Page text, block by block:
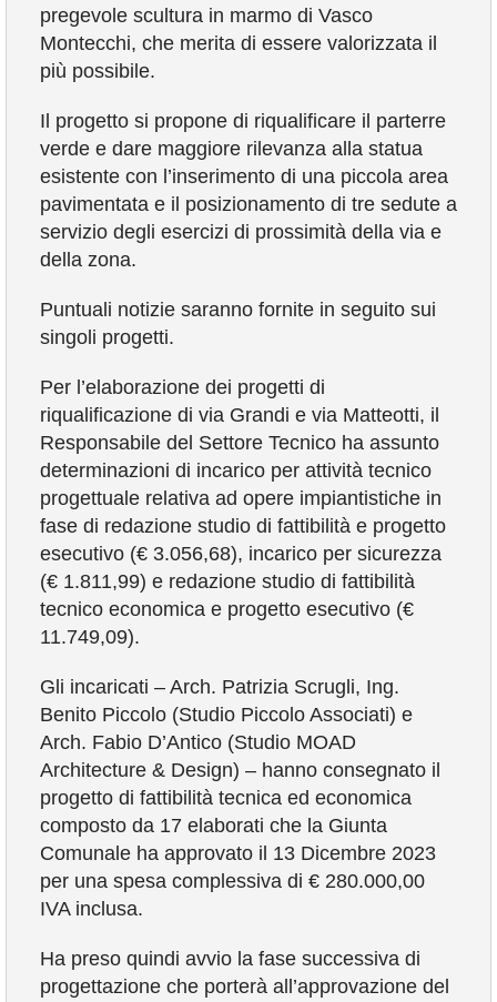
pregevole scultura in marmo di Vasco
Montecchi, che merita di essere valorizzata il
più possibile.
Il progetto si propone di riqualificare il parterre
verde e dare maggiore rilevanza alla statua
esistente con l’inserimento di una piccola area
pavimentata e il posizionamento di tre sedute a
servizio degli esercizi di prossimità della via e
della zona.
Puntuali notizie saranno fornite in seguito sui
singoli progetti.
Per l’elaborazione dei progetti di
riqualificazione di via Grandi e via Matteotti, il
Responsabile del Settore Tecnico ha assunto
determinazioni di incarico per attività tecnico
progettuale relativa ad opere impiantistiche in
fase di redazione studio di fattibilità e progetto
esecutivo (€ 3.056,68), incarico per sicurezza
(€ 1.811,99) e redazione studio di fattibilità
tecnico economica e progetto esecutivo (€
11.749,09).
Gli incaricati – Arch. Patrizia Scrugli, Ing.
Benito Piccolo (Studio Piccolo Associati) e
Arch. Fabio D’Antico (Studio MOAD
Architecture & Design) – hanno consegnato il
progetto di fattibilità tecnica ed economica
composto da 17 elaborati che la Giunta
Comunale ha approvato il 13 Dicembre 2023
per una spesa complessiva di € 280.000,00
IVA inclusa.
Ha preso quindi avvio la fase successiva di
progettazione che porterà all’approvazione del